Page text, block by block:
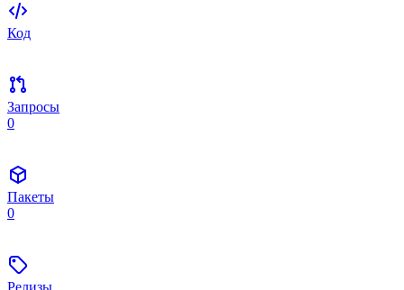
Код
Запросы
0
Пакеты
0
Релизы